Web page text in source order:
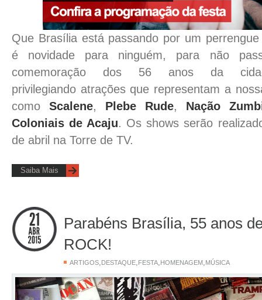
Que Brasília está passando por um
é novidade para ninguém, para não
comemoração dos 56 anos da
privilegiando atrações que representam a
como Scalene, Plebe Rude, Nação
Coloniais de Acaju. Os shows serão
de abril na Torre de TV.
Saiba Mais
Parabéns Brasília, 55 anos
ROCK!
ARTIGOS DESTAQUE FESTA HOMENAGEM MÚSICA